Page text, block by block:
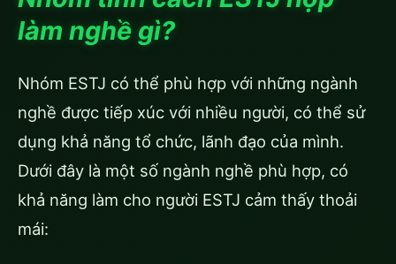
làm nghề gì?
Nhóm ESTJ có thể phù hợp với những ngành
nghề được tiếp xúc với nhiều người, có thể sử
dụng khả năng tổ chức, lãnh đạo của mình.
Dưới đây là một số ngành nghề phù hợp, có
khả năng làm cho người ESTJ cảm thấy thoải
mái: